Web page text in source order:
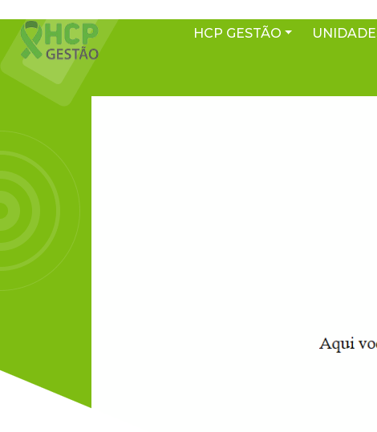
HCP GESTÃO